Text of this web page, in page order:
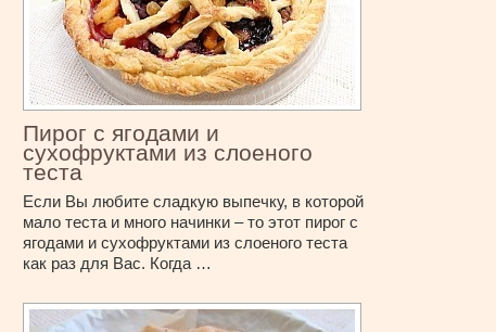
Пирог с ягодами и
сухофруктами из слоеного
теста
Если Вы любите сладкую выпечку, в которой
мало теста и много начинки – то этот пирог с
ягодами и сухофруктами из слоеного теста
как раз для Вас. Когда …